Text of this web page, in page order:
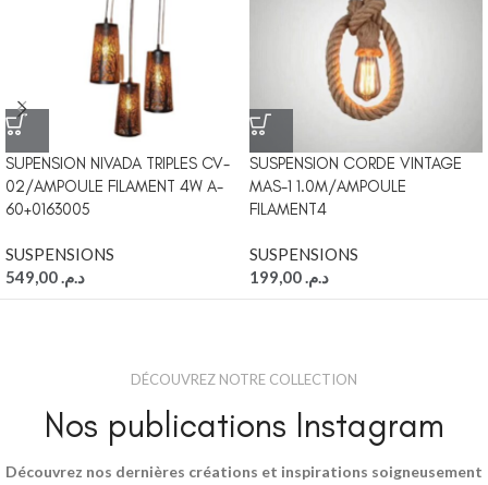
SUPENSION NIVADA TRIPLES CV-
02/AMPOULE FILAMENT 4W A-
60+0163005
SUSPENSIONS
د.م.
SUSPENSION CORDE VINTAGE
MAS-1 1.0M/AMPOULE
FILAMENT4
SUSPENSIONS
د.م.
DÉCOUVREZ NOTRE COLLECTION
Nos publications Instagram
Découvrez nos dernières créations et inspirations soigneusement